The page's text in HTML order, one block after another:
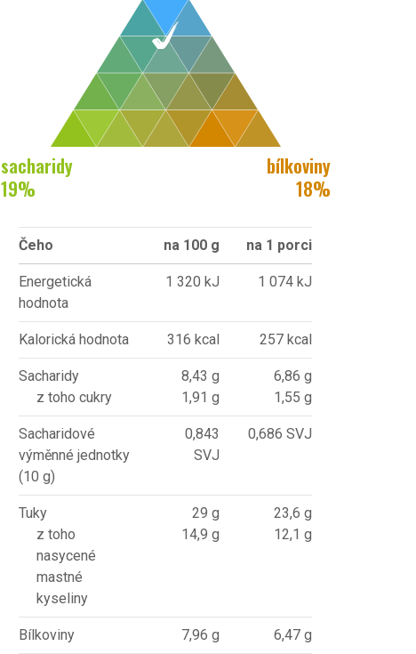
sacharidy
19%
bílkoviny
18%
Čeho na 100 g na 1 porci
Energetická
hodnota
1 320 kJ 1 074 kJ
Kalorická hodnota 316 kcal 257 kcal
Sacharidy
z toho cukry
8,43 g
1,91 g
6,86 g
1,55 g
Sacharidové
výměnné jednotky
(10 g)
0,843
SVJ
0,686 SVJ
Tuky
z toho
nasycené
mastné
kyseliny
29 g
14,9 g
23,6 g
12,1 g
Bílkoviny 7,96 g 6,47 g